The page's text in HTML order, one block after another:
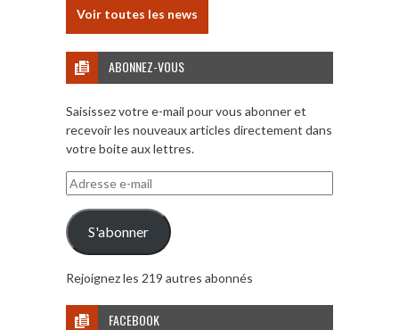
Voir toutes les news
ABONNEZ-VOUS
Saisissez votre e-mail pour vous abonner et
recevoir les nouveaux articles directement dans
votre boite aux lettres.
Adresse
e-
mail
S'abonner
Rejoignez les 219 autres abonnés
FACEBOOK